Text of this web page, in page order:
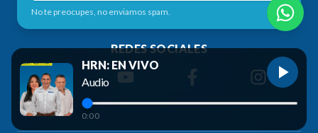
No te preocupes, no enviamos spam.
REDES SOCIALES
HRN: EN VIVO
Audio
0:00